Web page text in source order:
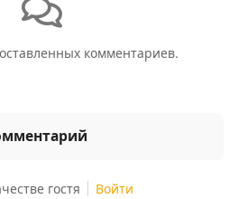
комментариев.
гостя Войти